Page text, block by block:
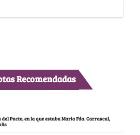
Recomendadas
Pacto, en la que estaba María Fda. Carrascal,